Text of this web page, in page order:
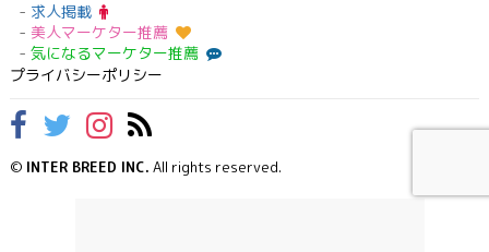
求人掲載
美人マーケター推薦
気になるマーケター推薦
プライバシーポリシー
© INTER BREED INC. All rights reserved.